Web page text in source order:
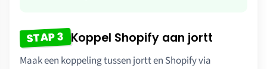
STAP 3 Koppel Shopify aan jortt
Maak een koppeling tussen jortt en Shopify via